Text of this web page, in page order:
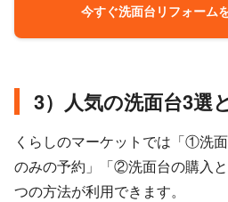
今すぐ洗面台リフォーム
3）人気の洗面台3選
くらしのマーケットでは「①洗
のみの予約」「②洗面台の購入
つの方法が利用できます。